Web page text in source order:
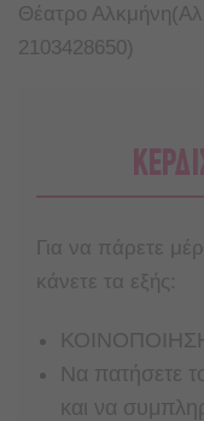
Θέατρο
2103428650)
Για να πάρετε
κάνετε τα εξής:
Nα
και να